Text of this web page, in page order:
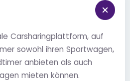
Carsharingplattform, auf
sowohl ihren Sportwagen,
anbieten als auch
mieten können.